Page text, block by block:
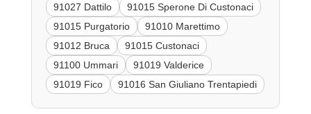
91027 Dattilo
91015 Sperone Di Custonaci
91015 Purgatorio
91010 Marettimo
91012 Bruca
91015 Custonaci
91100 Ummari
91019 Valderice
91019 Fico
91016 San Giuliano Trentapiedi